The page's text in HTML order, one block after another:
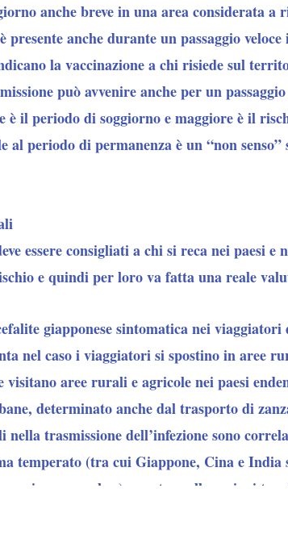
anche breve in una area considerata a
anche durante un passaggio
la vaccinazione a chi risiede sul
può avvenire anche per un
è il periodo di soggiorno e maggiore è il
periodo di permanenza è un “non senso”
essere consigliati a chi si reca nei paesi e
e quindi per loro va fatta una reale
giapponese sintomatica nei
nel caso i viaggiatori si spostino in aree
aree rurali e agricole nei paesi
determinato anche dal trasporto di
trasmissione dell’infezione sono
temperato (tra cui Giappone, Cina e India
a novembre), mentre nelle regioni